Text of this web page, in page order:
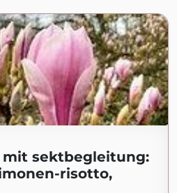
sektbegleitung:
risotto,